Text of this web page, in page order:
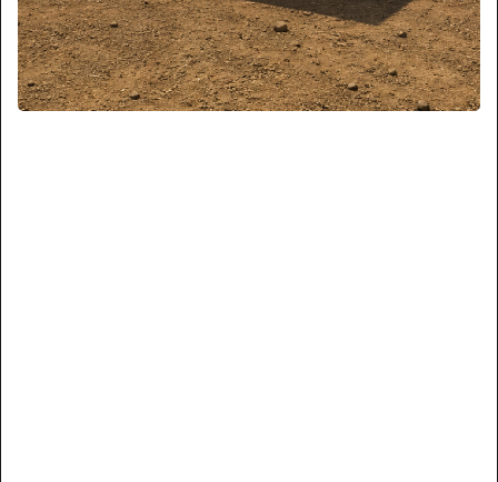
PURIFICADORES DE AIRE
DISPENSADORES
GENERADORES DE OZONO